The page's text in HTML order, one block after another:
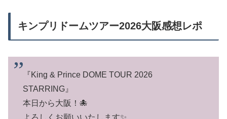
キンプリドームツアー2026大阪感想レポ
『King & Prince DOME TOUR 2026
STARRING』
本日から大阪！🐙